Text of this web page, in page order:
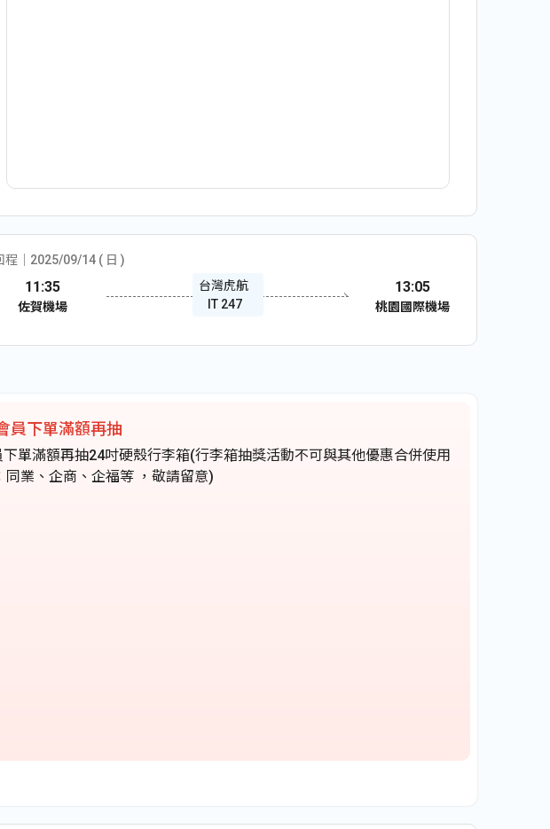
程│2025/09/14 ( 日 )
台灣虎航
IT 247
11:35
佐賀機場
13:05
桃園國際機場
員下單滿額再抽
下單滿額再抽24吋硬殼行李箱(行李箱抽獎活動不可與其他優惠合併使用
同業、企商、企福等 ，敬請留意)